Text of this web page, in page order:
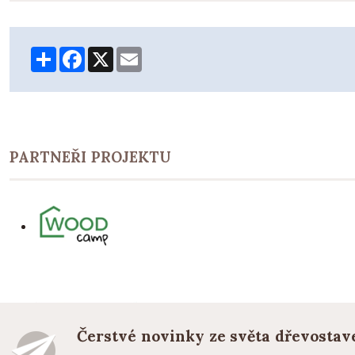
ShareFacebook
X
PARTNEŘI PROJEKTU
Čerstvé novinky ze světa